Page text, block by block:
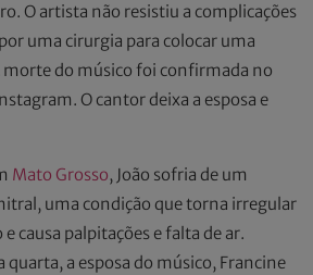
O artista não resistiu a complicações
uma cirurgia para colocar uma
morte do músico foi confirmada no
O cantor deixa a esposa e
Mato Grosso, João sofria de um
uma condição que torna irregular
causa palpitações e falta de ar.
quarta, a esposa do músico, Francine